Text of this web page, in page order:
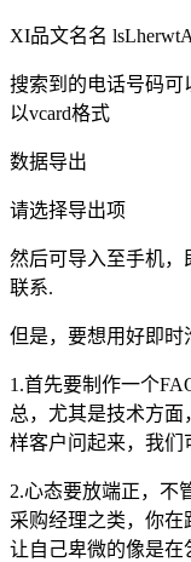
XI品文名名
搜索到的电话号码可
以vcard格式
数据导出
请选择导出项
然后可导入至手机，
联系.
但是，要想用好即时
1.首先要制作一个
总，尤其是技术方
样客户问起来，我们
2.心态要放端正，不
采购经理之类，你在
让自己卑微的像是在